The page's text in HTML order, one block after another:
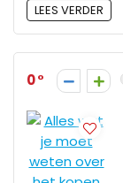
LEES VERDER
0